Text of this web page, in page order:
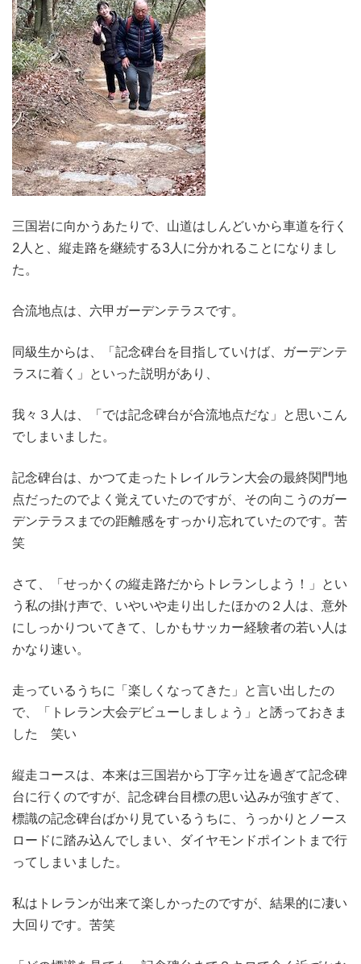
三国岩に向かうあたりで、山道はしんどいから車道を行く
2人と、縦走路を継続する3人に分かれることになりまし
た。
合流地点は、六甲ガーデンテラスです。
同級生からは、「記念碑台を目指していけば、ガーデンテ
ラスに着く」といった説明があり、
我々３人は、「では記念碑台が合流地点だな」と思いこん
でしまいました。
記念碑台は、かつて走ったトレイルラン大会の最終関門地
点だったのでよく覚えていたのですが、その向こうのガー
デンテラスまでの距離感をすっかり忘れていたのです。苦
笑
さて、「せっかくの縦走路だからトレランしよう！」とい
う私の掛け声で、いやいや走り出したほかの２人は、意外
にしっかりついてきて、しかもサッカー経験者の若い人は
かなり速い。
走っているうちに「楽しくなってきた」と言い出したの
で、「トレラン大会デビューしましょう」と誘っておきま
した 笑い
縦走コースは、本来は三国岩から丁字ヶ辻を過ぎて記念碑
台に行くのですが、記念碑台目標の思い込みが強すぎて、
標識の記念碑台ばかり見ているうちに、うっかりとノース
ロードに踏み込んでしまい、ダイヤモンドポイントまで行
ってしまいました。
私はトレランが出来て楽しかったのですが、結果的に凄い
大回りです。苦笑